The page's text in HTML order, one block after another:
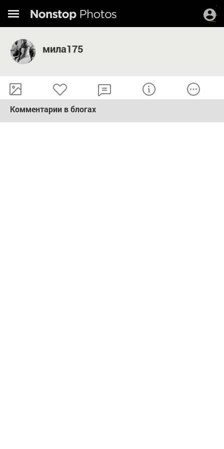
мила175
Комментарии в блогах